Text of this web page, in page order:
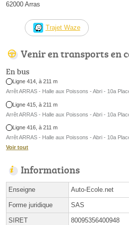
62000 Arras
Trajet Waze
Venir en transports en
En bus
Ligne 414, à 211 m
Arrêt ARRAS - Halle aux Poissons - Abri - 10a
Ligne 415, à 211 m
Arrêt ARRAS - Halle aux Poissons - Abri - 10a
Ligne 416, à 211 m
Arrêt ARRAS - Halle aux Poissons - Abri - 10a
Voir tout
Informations
Enseigne Auto-Ecole.net
Forme juridique SAS
SIRET 80095356400948